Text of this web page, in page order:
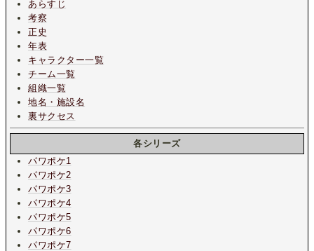
あらすじ
考察
正史
年表
キャラクター一覧
チーム一覧
組織一覧
地名・施設名
裏サクセス
各シリーズ
パワポケ1
パワポケ2
パワポケ3
パワポケ4
パワポケ5
パワポケ6
パワポケ7